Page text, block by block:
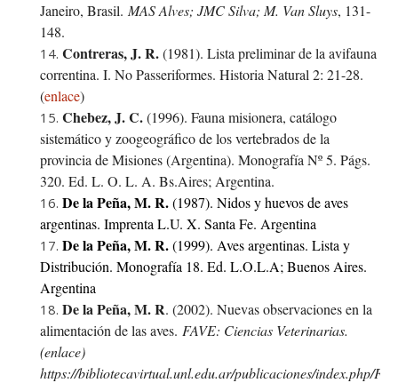
Janeiro, Brasil. MAS Alves; JMC Silva; M. Van Sluys, 131-
148.
Contreras, J. R.(1981). Lista preliminar de la avifauna
correntina. I. No Passeriformes. Historia Natural 2: 21-28.
(enlace)
Chebez, J. C.(1996). Fauna misionera, catálogo
sistemático y zoogeográfico de los vertebrados de la
provincia de Misiones (Argentina). Monografía Nº 5. Págs.
320. Ed. L. O. L. A. Bs.Aires; Argentina.
De la Peña, M. R.(1987). Nidos y huevos de aves
argentinas. Imprenta L.U. X. Santa Fe. Argentina
De la Peña, M. R.(1999). Aves argentinas. Lista y
Distribución. Monografía 18. Ed. L.O.L.A; Buenos Aires.
Argentina
De la Peña, M. R. (2002). Nuevas observaciones en la
alimentación de las aves. FAVE: Ciencias Veterinarias.
(enlace)
https://bibliotecavirtual.unl.edu.ar/publicaciones/index.php/